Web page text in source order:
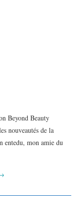
Beyond Beauty
nouveautés de la
entedu, mon amie du